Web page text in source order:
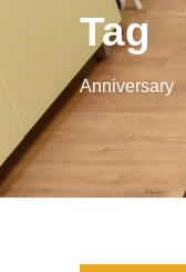
Tag
Anniversary